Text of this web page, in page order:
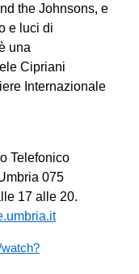
the Johnsons, e
e luci di
una
Cipriani
Internazionale
Telefonico
075
17 alle 20.